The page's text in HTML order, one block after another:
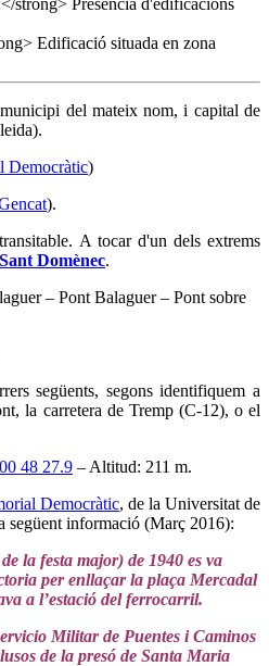
del mateix nom, i capital de
Democràtic)
).
A tocar d'un dels extrems
Domènec.
– Pont Balaguer – Pont sobre
següents, segons identifiquem a
la carretera de Tremp (C-12), o el
48 27.9 – Altitud: 211 m.
Democràtic, de la Universitat de
següent informació (Març 2016):
la festa major) de 1940 es va
per enllaçar la plaça Mercadal
a l’estació del ferrocarril.
Militar de Puentes i Caminos
de la presó de Santa Maria